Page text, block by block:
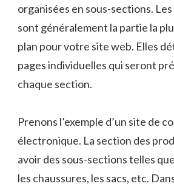
organisées en sous-sections.
sont généralement la partie la
plan pour votre site web. Elles
pages individuelles qui seront
chaque section.
Prenons l’exemple d’un site de
électronique. La section des
avoir des sous-sections telles
les chaussures, les sacs, etc.